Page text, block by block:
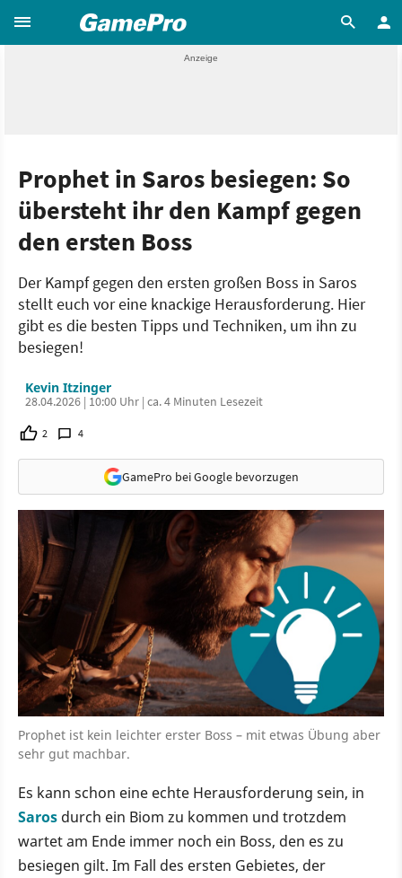
Prophet in Saros besiegen: So
übersteht ihr den Kampf gegen
den ersten Boss
Der Kampf gegen den ersten großen Boss in Saros
stellt euch vor eine knackige Herausforderung. Hier
gibt es die besten Tipps und Techniken, um ihn zu
besiegen!
Kevin Itzinger
28.04.2026 | 10:00 Uhr | ca. 4 Minuten Lesezeit
2 4
GamePro bei Google bevorzugen
Prophet ist kein leichter erster Boss – mit etwas Übung aber
sehr gut machbar.
Es kann schon eine echte Herausforderung sein, in
Saros durch ein Biom zu kommen und trotzdem
wartet am Ende immer noch ein Boss, den es zu
besiegen gilt. Im Fall des ersten Gebietes, der